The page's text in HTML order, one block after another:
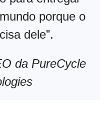
porque o
dele”.
da PureCycle